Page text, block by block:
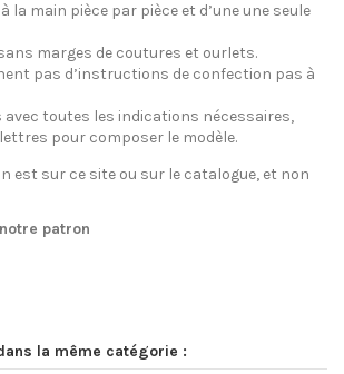
la main pièce par pièce et d’une une seule
marges de coutures et ourlets.
pas d’instructions de confection pas à
toutes les indications nécessaires,
pour composer le modèle.
est sur ce site ou sur le catalogue, et non
patron
la même catégorie :